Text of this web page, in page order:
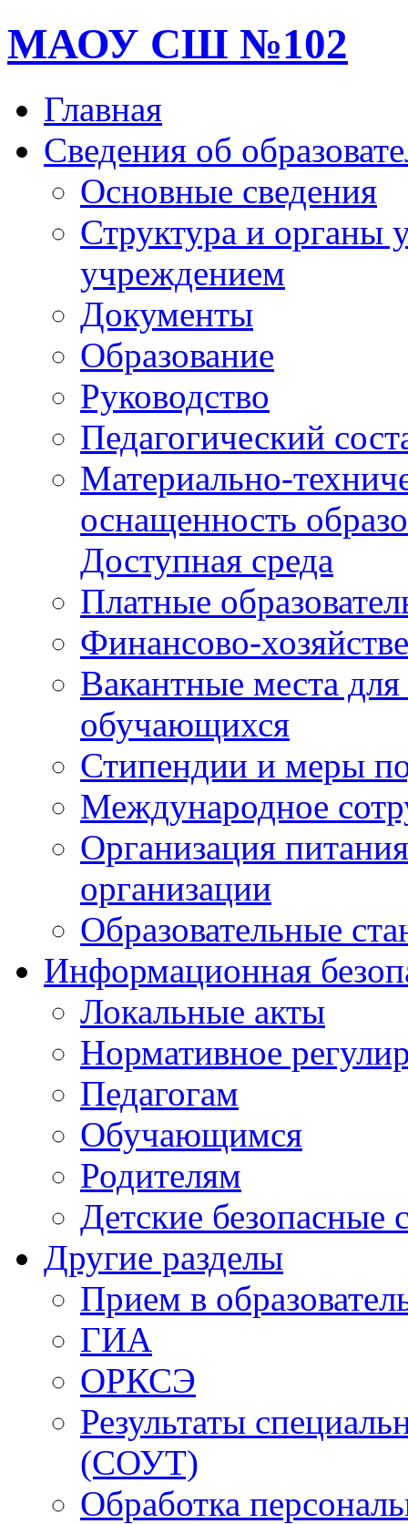
МАОУ СШ №102
Главная
Сведения об
Основные сведения
Структура и органы
учреждением
Документы
Образование
Руководство
Педагогический
Материально-
оснащенность
Доступная среда
Платные
Финансово-
Вакантные места
обучающихся
Стипендии и меры
Международное
Организация
организации
Образовательные
Информационная
Локальные акты
Нормативное
Педагогам
Обучающимся
Родителям
Детские безопасные
Другие разделы
Прием в
ГИА
ОРКСЭ
Результаты
(СОУТ)
Обработка